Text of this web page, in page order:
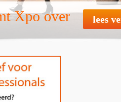
Xpo over lees